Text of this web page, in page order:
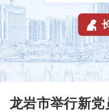

龙岩市举行新